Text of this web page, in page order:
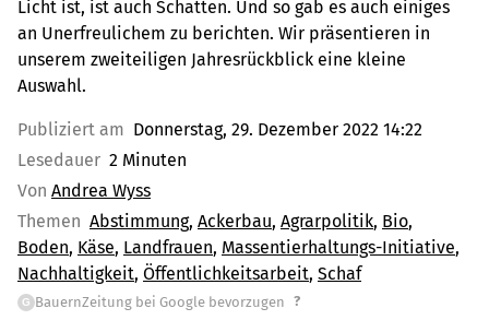
Licht ist, ist auch Schatten. Und so gab es auch einiges
an Unerfreulichem zu berichten. Wir präsentieren in
unserem zweiteiligen Jahresrückblick eine kleine
Auswahl.
Publiziert am Donnerstag, 29. Dezember 2022 14:22
Lesedauer 2 Minuten
Von Andrea Wyss
Themen Abstimmung Ackerbau Agrarpolitik Bio
Boden Käse Landfrauen Massentierhaltungs-Initiative
Nachhaltigkeit Öffentlichkeitsarbeit Schaf
G BauernZeitung bei Google bevorzugen ?